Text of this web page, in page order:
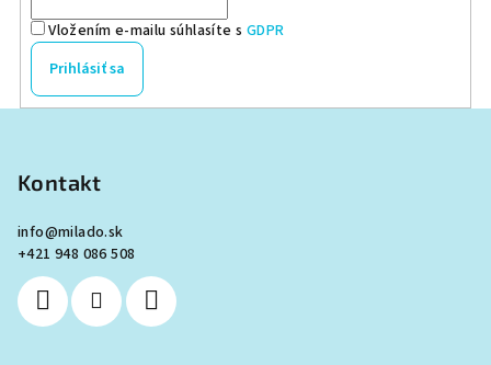
Vložením e-mailu súhlasíte s GDPR
Prihlásiť sa
Kontakt
info@milado.sk
+421 948 086 508